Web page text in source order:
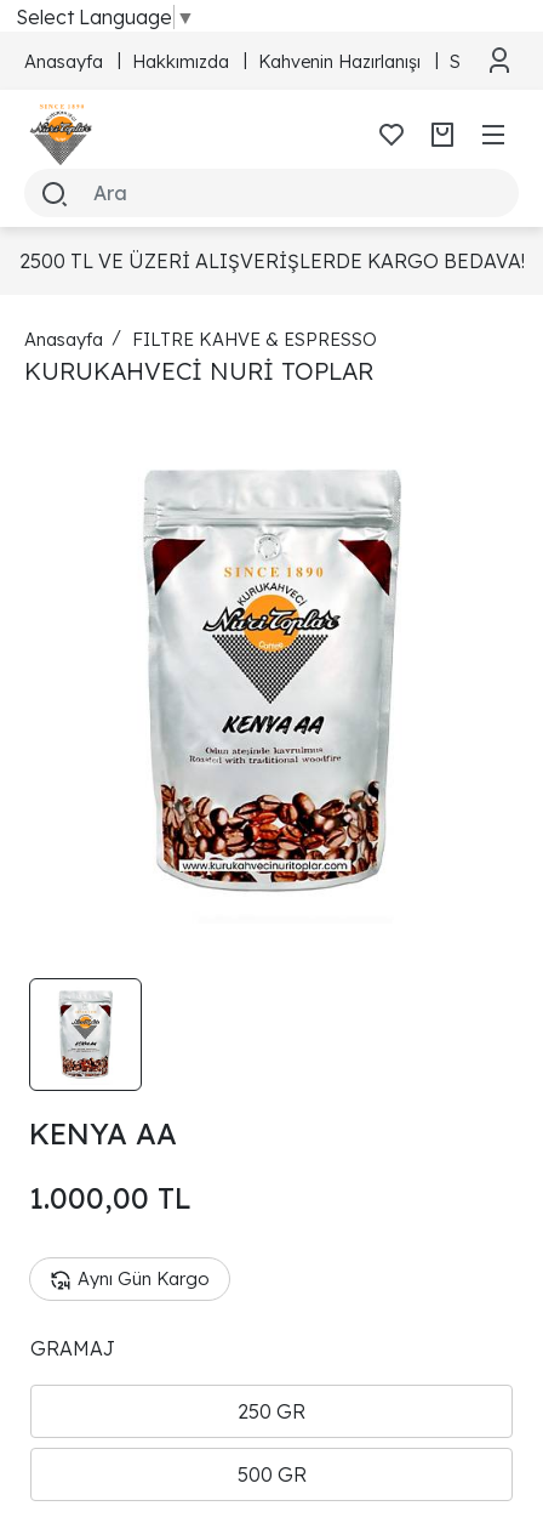
Select Language ▼
Anasayfa Hakkımızda Kahvenin Hazırlanışı Sipariş
2500 TL VE ÜZERİ ALIŞVERİŞLERDE KARGO BEDAVA!
Anasayfa FILTRE KAHVE & ESPRESSO
KURUKAHVECİ NURİ TOPLAR
KENYA AA
1.000,00 TL
Aynı Gün Kargo
GRAMAJ
250 GR
500 GR